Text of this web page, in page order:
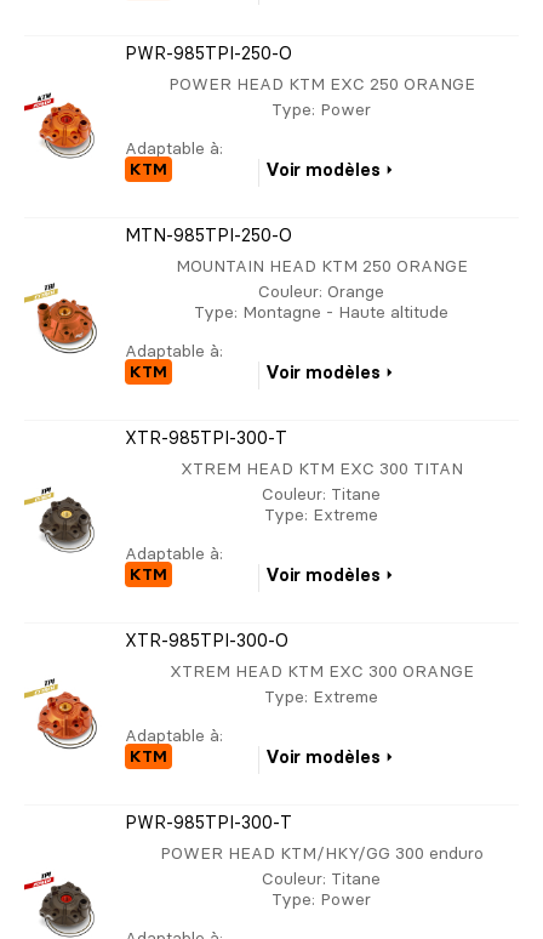
PWR-985TPI-250-O
POWER HEAD KTM EXC 250 ORANGE
Type: Power
Adaptable à:
KTM
Voir modèles
MTN-985TPI-250-O
MOUNTAIN HEAD KTM 250 ORANGE
Couleur: Orange
Type: Montagne - Haute altitude
Adaptable à:
KTM
Voir modèles
XTR-985TPI-300-T
XTREM HEAD KTM EXC 300 TITAN
Couleur: Titane
Type: Extreme
Adaptable à:
KTM
Voir modèles
XTR-985TPI-300-O
XTREM HEAD KTM EXC 300 ORANGE
Type: Extreme
Adaptable à:
KTM
Voir modèles
PWR-985TPI-300-T
POWER HEAD KTM/HKY/GG 300 enduro
Couleur: Titane
Type: Power